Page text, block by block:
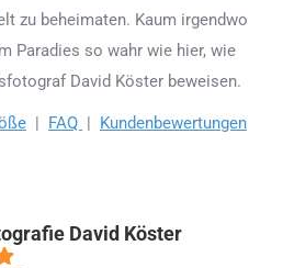
zu beheimaten. Kaum irgendwo
Paradies so wahr wie hier, wie
David Köster beweisen.
| FAQ | Kundenbewertungen
David Köster